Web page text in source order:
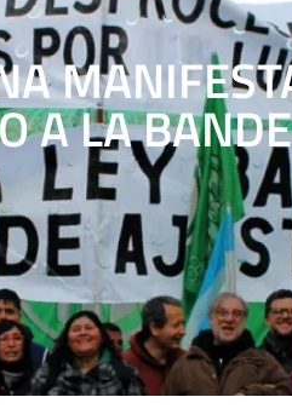
A LA